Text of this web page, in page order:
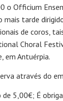
o Officium
mais tarde
de coros,
Choral
em Antuérpia.
através do
5,00€; É